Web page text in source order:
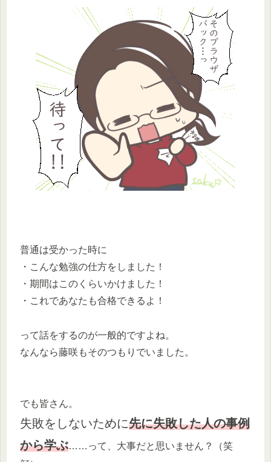
普通は受かった時に
・こんな勉強の仕方をしました！
・期間はこのくらいかけました！
・これであなたも合格できるよ！
って話をするのが一般的ですよね。
なんなら藤咲もそのつもりでいました。
でも皆さん。
失敗をしないために先に失敗した人の事例
から学ぶ……って、大事だと思いません？（笑